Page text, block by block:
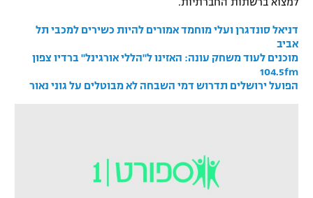
רשיון להקרנה פומבית לבית עסק
הצטרפות לחבילת הערוצים
לוח דרושים – ג'ובנט
למצוא ברשתות החברתיות.
דניאל סונדגרן ועלי מוחמד אמורים להיות כשירים למכבי תל
אביב
מוכנים לעוד משחק עונה: האזינו ל"הללי אורגינל" ברדיו צפון
104.5fm
הפועל ירושלים תדרוש דמי השבחה לא מבוטלים על גוני נאור